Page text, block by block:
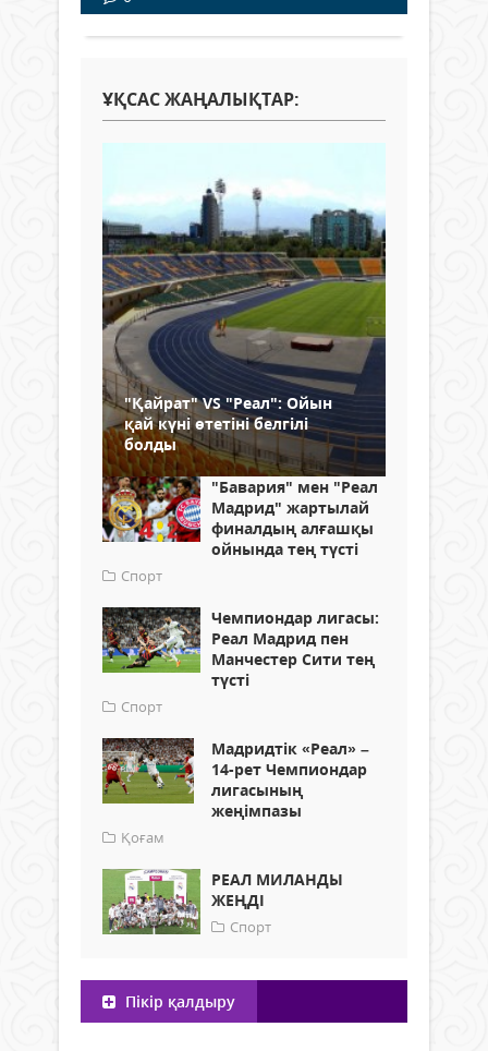
ҰҚСАС ЖАҢАЛЫҚТАР:
"Қайрат" VS "Реал": Ойын
қай күні өтетіні белгілі
болды
"Бавария" мен "Реал
Мадрид" жартылай
финалдың алғашқы
ойнында тең түсті
Спорт
Чемпиондар лигасы:
Реал Мадрид пен
Манчестер Сити тең
түсті
Спорт
Мадридтік «Реал» –
14-рет Чемпиондар
лигасының
жеңімпазы
Қоғам
РЕАЛ МИЛАНДЫ
ЖЕҢДІ
Спорт
Пікір қалдыру